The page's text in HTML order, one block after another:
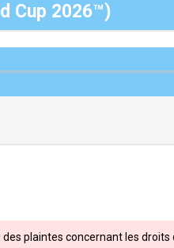
Cup 2026™)
plaintes concernant les